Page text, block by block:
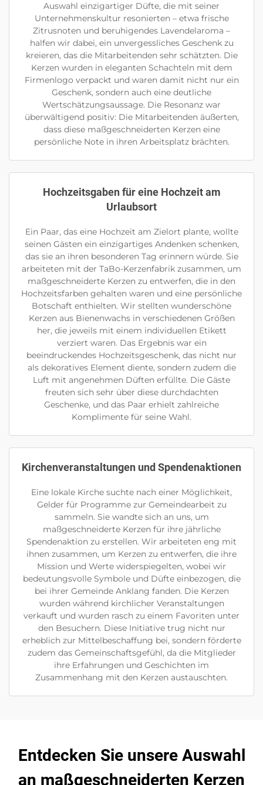
Auswahl einzigartiger Düfte, die mit seiner
Unternehmenskultur resonierten – etwa frische
Zitrusnoten und beruhigendes Lavendelaroma –
halfen wir dabei, ein unvergessliches Geschenk zu
kreieren, das die Mitarbeitenden sehr schätzten. Die
Kerzen wurden in eleganten Schachteln mit dem
Firmenlogo verpackt und waren damit nicht nur ein
Geschenk, sondern auch eine deutliche
Wertschätzungsaussage. Die Resonanz war
überwältigend positiv: Die Mitarbeitenden äußerten,
dass diese maßgeschneiderten Kerzen eine
persönliche Note in ihren Arbeitsplatz brächten.
Hochzeitsgaben für eine Hochzeit am
Urlaubsort
Ein Paar, das eine Hochzeit am Zielort plante, wollte
seinen Gästen ein einzigartiges Andenken schenken,
das sie an ihren besonderen Tag erinnern würde. Sie
arbeiteten mit der TaBo-Kerzenfabrik zusammen, um
maßgeschneiderte Kerzen zu entwerfen, die in den
Hochzeitsfarben gehalten waren und eine persönliche
Botschaft enthielten. Wir stellten wunderschöne
Kerzen aus Bienenwachs in verschiedenen Größen
her, die jeweils mit einem individuellen Etikett
verziert waren. Das Ergebnis war ein
beeindruckendes Hochzeitsgeschenk, das nicht nur
als dekoratives Element diente, sondern zudem die
Luft mit angenehmen Düften erfüllte. Die Gäste
freuten sich sehr über diese durchdachten
Geschenke, und das Paar erhielt zahlreiche
Komplimente für seine Wahl.
Kirchenveranstaltungen und Spendenaktionen
Eine lokale Kirche suchte nach einer Möglichkeit,
Gelder für Programme zur Gemeindearbeit zu
sammeln. Sie wandte sich an uns, um
maßgeschneiderte Kerzen für ihre jährliche
Spendenaktion zu erstellen. Wir arbeiteten eng mit
ihnen zusammen, um Kerzen zu entwerfen, die ihre
Mission und Werte widerspiegelten, wobei wir
bedeutungsvolle Symbole und Düfte einbezogen, die
bei ihrer Gemeinde Anklang fanden. Die Kerzen
wurden während kirchlicher Veranstaltungen
verkauft und wurden rasch zu einem Favoriten unter
den Besuchern. Diese Initiative trug nicht nur
erheblich zur Mittelbeschaffung bei, sondern förderte
zudem das Gemeinschaftsgefühl, da die Mitglieder
ihre Erfahrungen und Geschichten im
Zusammenhang mit den Kerzen austauschten.
Entdecken Sie unsere Auswahl
an maßgeschneiderten Kerzen